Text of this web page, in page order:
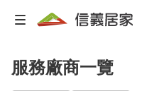
服務廠商一覽